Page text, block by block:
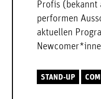
Profis (bekannt
performen
aktuellen
STAND-UP